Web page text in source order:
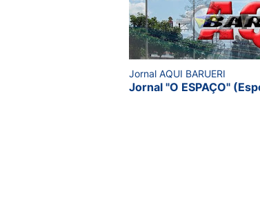
Jornal AQUI BARUERI
Jornal "O ESPAÇO"